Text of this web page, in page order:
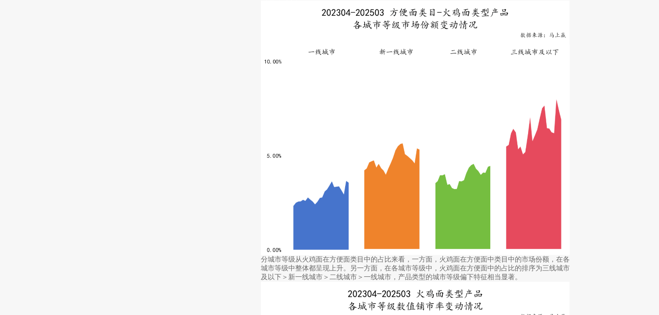
分城市等级从火鸡面在方便面类目中的占比来看，一方面，火鸡面在方便面中类目中的市场份额，在各
城市等级中整体都呈现上升。另一方面，在各城市等级中，火鸡面在方便面中的占比的排序为三线城市
及以下＞新一线城市＞二线城市＞一线城市，产品类型的城市等级偏下特征相当显著。